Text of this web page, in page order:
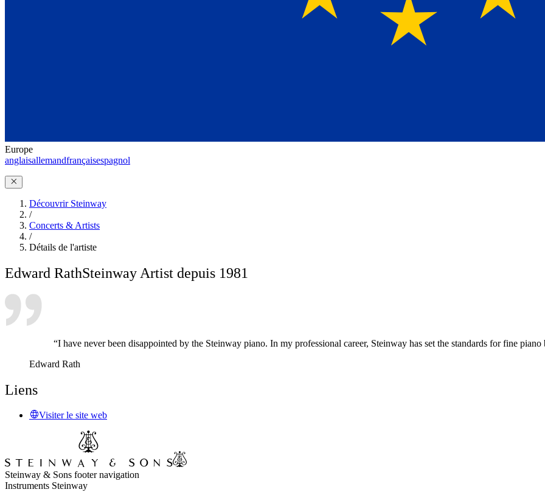
Europe
anglaisallemandfrançaisespagnol
Découvrir Steinway
/
Concerts & Artists
/
Détails de l'artiste
Edward RathSteinway Artist depuis 1981
“I have never been disappointed by the Steinway piano. In my professional career, Steinway has set the standards for fine
Edward Rath
Liens
Visiter le site web
Steinway & Sons footer navigation
Instruments Steinway